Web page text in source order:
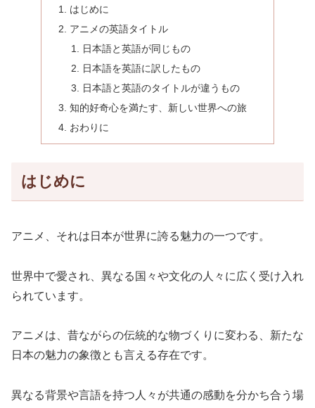
はじめに
アニメの英語タイトル
日本語と英語が同じもの
日本語を英語に訳したもの
日本語と英語のタイトルが違うもの
知的好奇心を満たす、新しい世界への旅
おわりに
はじめに
アニメ、それは日本が世界に誇る魅力の一つです。
世界中で愛され、異なる国々や文化の人々に広く受け入れ
られています。
アニメは、昔ながらの伝統的な物づくりに変わる、新たな
日本の魅力の象徴とも言える存在です。
異なる背景や言語を持つ人々が共通の感動を分かち合う場